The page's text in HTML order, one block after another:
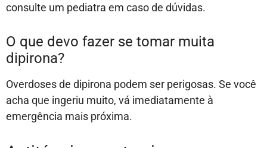
consulte um pediatra em caso de dúvidas.
O que devo fazer se tomar muita
dipirona?
Overdoses de dipirona podem ser perigosas. Se você
acha que ingeriu muito, vá imediatamente à
emergência mais próxima.